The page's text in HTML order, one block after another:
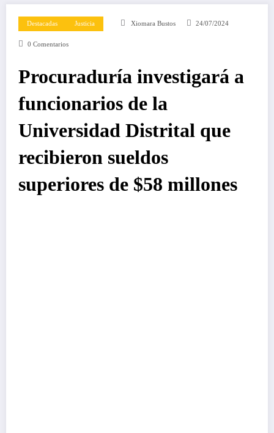
Destacadas Justicia Xiomara Bustos 24/07/2024
0 Comentarios
Procuraduría investigará a
funcionarios de la
Universidad Distrital que
recibieron sueldos
superiores de $58 millones